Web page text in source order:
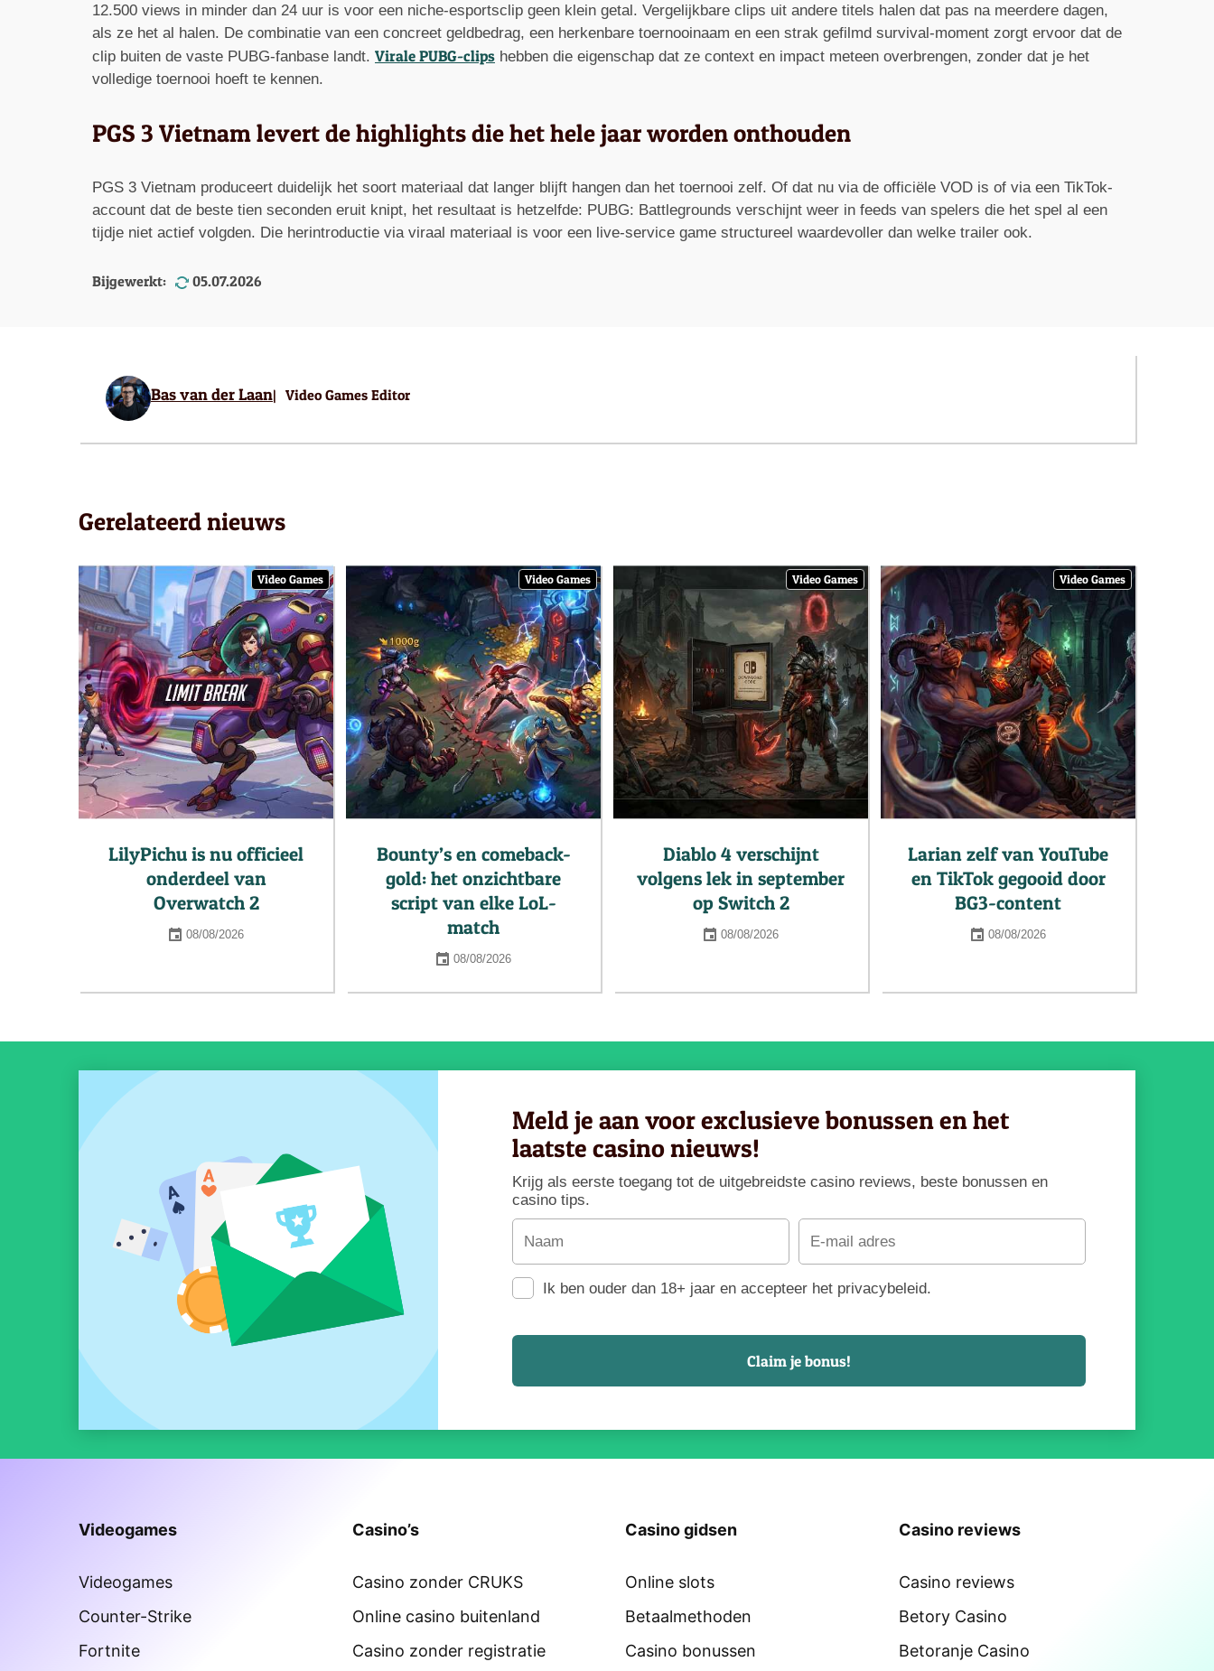
12.500 views in minder dan 24 uur is voor een niche-esportsclip geen klein getal. Vergelijkbare clips uit andere titels halen dat pas na meerdere dagen,
als ze het al halen. De combinatie van een concreet geldbedrag, een herkenbare toernooinaam en een strak gefilmd survival-moment zorgt ervoor dat de
clip buiten de vaste PUBG-fanbase landt. Virale PUBG-clips hebben die eigenschap dat ze context en impact meteen overbrengen, zonder dat je het
volledige toernooi hoeft te kennen.
PGS 3 Vietnam levert de highlights die het hele jaar worden onthouden
PGS 3 Vietnam produceert duidelijk het soort materiaal dat langer blijft hangen dan het toernooi zelf. Of dat nu via de officiële VOD is of via een TikTok-
account dat de beste tien seconden eruit knipt, het resultaat is hetzelfde: PUBG: Battlegrounds verschijnt weer in feeds van spelers die het spel al een
tijdje niet actief volgden. Die herintroductie via viraal materiaal is voor een live-service game structureel waardevoller dan welke trailer ook.
Bijgewerkt: 05.07.2026
Bas van der Laan Video Games Editor
Gerelateerd nieuws
Video Games
LilyPichu is nu officieel
onderdeel van
Overwatch 2
08/08/2026
Video Games
Bounty’s en comeback-
gold: het onzichtbare
script van elke LoL-
match
08/08/2026
Video Games
Diablo 4 verschijnt
volgens lek in september
op Switch 2
08/08/2026
Video Games
Larian zelf van YouTube
en TikTok gegooid door
BG3-content
08/08/2026
Meld je aan voor exclusieve bonussen en het
laatste casino nieuws!
Krijg als eerste toegang tot de uitgebreidste casino reviews, beste bonussen en
casino tips.
Ik ben ouder dan 18+ jaar en accepteer het privacybeleid.
Videogames
Videogames
Counter-Strike
Fortnite
Casino’s
Casino zonder CRUKS
Online casino buitenland
Casino zonder registratie
Casino gidsen
Online slots
Betaalmethoden
Casino bonussen
Casino reviews
Casino reviews
Betory Casino
Betoranje Casino